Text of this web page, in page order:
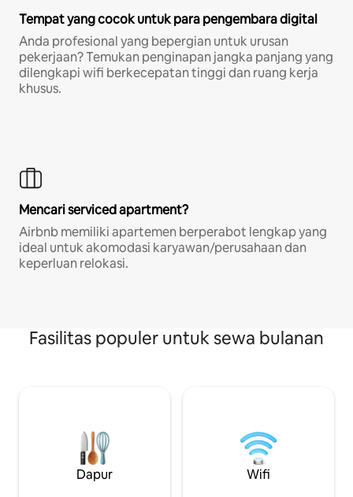
Tempat yang cocok untuk para pengembara digital
Anda profesional yang bepergian untuk urusan
pekerjaan? Temukan penginapan jangka panjang yang
dilengkapi wifi berkecepatan tinggi dan ruang kerja
khusus.
Mencari serviced apartment?
Airbnb memiliki apartemen berperabot lengkap yang
ideal untuk akomodasi karyawan/perusahaan dan
keperluan relokasi.
Fasilitas populer untuk sewa bulanan
Dapur Wifi